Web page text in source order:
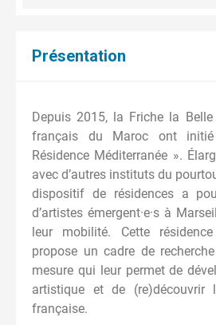
Présentation
Depuis 2015, la Friche la
français du Maroc ont
Résidence Méditerranée ».
avec d’autres instituts du
dispositif de résidences a
d’artistes émergent·e·s à
leur mobilité. Cette
propose un cadre de
mesure qui leur permet de
artistique et de (re)découvrir
française.